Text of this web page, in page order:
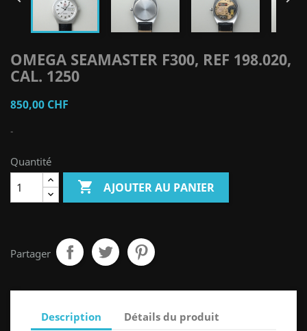
OMEGA SEAMASTER F300, REF 198.020,
CAL. 1250
850,00 CHF
-
Quantité
 AJOUTER AU PANIER
Partager
Description Détails du produit